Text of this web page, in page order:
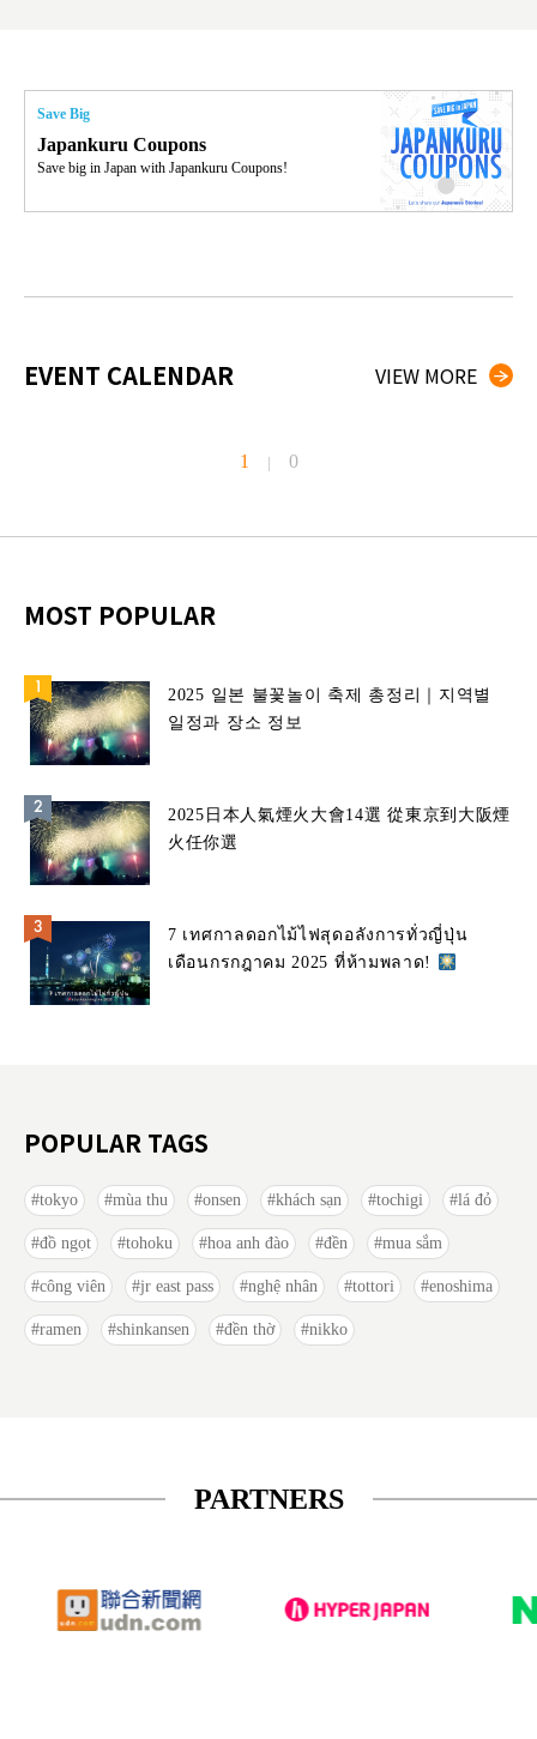
Save Big
Japankuru Coupons
Save big in Japan with Japankuru Coupons!
EVENT CALENDAR VIEW MORE
1 | 0
MOST POPULAR
2025 일본 불꽃놀이 축제 총정리｜지역별
일정과 장소 정보
2025日本人氣煙火大會14選 從東京到大阪煙
火任你選
7 เทศกาลดอกไม้ไฟสุดอลังการทั่วญี่ปุ่น
เดือนกรกฎาคม 2025 ที่ห้ามพลาด!
POPULAR TAGS
tokyo mùa thu onsen khách sạn tochigi lá đỏ
đồ ngọt tohoku hoa anh đào đền mua sắm
công viên jr east pass nghệ nhân tottori enoshima
ramen shinkansen đền thờ nikko
PARTNERS